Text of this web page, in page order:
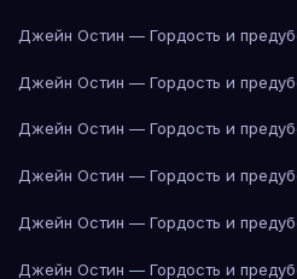
Джейн Остин — Гордость и
Джейн Остин — Гордость и
Джейн Остин — Гордость и
Джейн Остин — Гордость и
Джейн Остин — Гордость и
Джейн Остин — Гордость и